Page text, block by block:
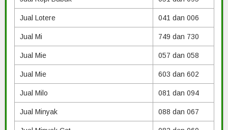
Jual Lotere 041 dan 006
Jual Mi 749 dan 730
Jual Mie 057 dan 058
Jual Mie 603 dan 602
Jual Milo 081 dan 094
Jual Minyak 088 dan 067